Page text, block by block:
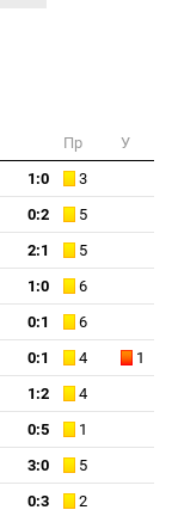
Пр
У
1:0
3
0:2
5
2:1
5
1:0
6
0:1
6
0:1 4
1
1:2
4
0:5
1
3:0
5
0:3
2